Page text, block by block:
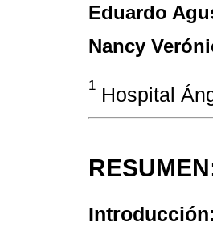
Eduardo
Nancy
1 Hospital
Introducción: